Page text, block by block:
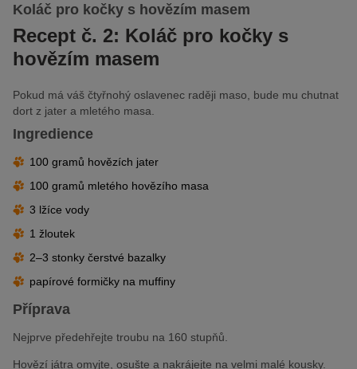
Koláč pro kočky s hovězím masem
Recept č. 2: Koláč pro kočky s
hovězím masem
Pokud má váš čtyřnohý oslavenec raději maso, bude mu chutnat
dort z jater a mletého masa.
Ingredience
100 gramů hovězích jater
100 gramů mletého hovězího masa
3 lžíce vody
1 žloutek
2–3 stonky čerstvé bazalky
papírové formičky na muffiny
Příprava
Nejprve předehřejte troubu na 160 stupňů.
Hovězí játra omyjte, osušte a nakrájejte na velmi malé kousky.